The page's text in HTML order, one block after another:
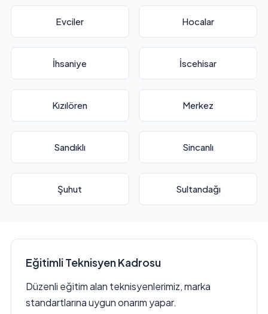
Evciler Hocalar
İhsaniye İscehisar
Kızılören Merkez
Sandıklı Sincanlı
Şuhut Sultandağı
Eğitimli Teknisyen Kadrosu
Düzenli eğitim alan teknisyenlerimiz, marka
standartlarına uygun onarım yapar.